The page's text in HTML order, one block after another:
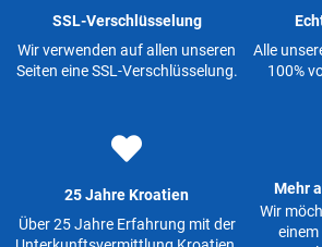
SSL-Verschlüsselung
Wir verwenden auf allen unseren
Seiten eine SSL-Verschlüsselung.
Alle
100%
25 Jahre Kroatien
Über 25 Jahre Erfahrung mit der
Mehr
Wir
einem